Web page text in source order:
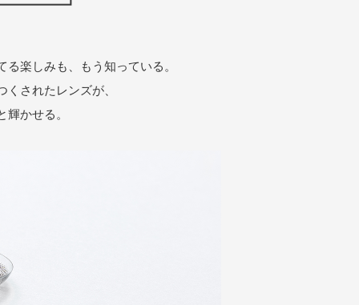
楽しみも、もう知っている。
されたレンズが、
かせる。